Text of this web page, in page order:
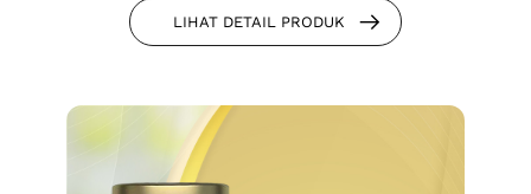
LIHAT DETAIL PRODUK